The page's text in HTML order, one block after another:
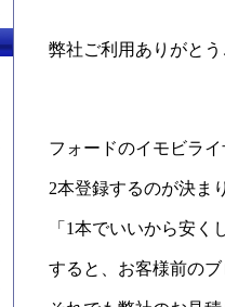
弊社ご利用ありがと
フォードのイモビラ
2本登録するのが決ま
「1本でいいから安
すると、お客様前の